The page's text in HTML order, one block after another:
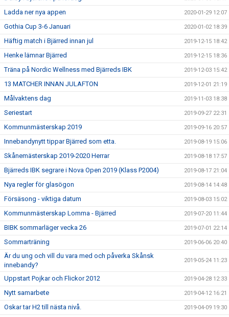
Ladda ner nya appen 2020-01-29 12:07
Gothia Cup 3-6 Januari 2020-01-02 18:39
Häftig match i Bjärred innan jul 2019-12-15 18:42
Henke lämnar Bjärred 2019-12-15 18:36
Träna på Nordic Wellness med Bjärreds IBK 2019-12-03 15:42
13 MATCHER INNAN JULAFTON 2019-12-01 21:19
Målvaktens dag 2019-11-03 18:38
Seriestart 2019-09-27 22:31
Kommunmästerskap 2019 2019-09-16 20:57
Innebandynytt tippar Bjärred som etta. 2019-08-19 15:06
Skånemästerskap 2019-2020 Herrar 2019-08-18 17:57
Bjärreds IBK segrare i Nova Open 2019 (Klass P2004) 2019-08-17 21:04
Nya regler för glasögon 2019-08-14 14:48
Försäsong - viktiga datum 2019-08-03 15:02
Kommunmästerskap Lomma - Bjärred 2019-07-20 11:44
BIBK sommarläger vecka 26 2019-07-01 22:14
Sommarträning 2019-06-06 20:40
Är du ung och vill du vara med och påverka Skånsk
innebandy?
2019-05-24 11:23
Uppstart Pojkar och Flickor 2012 2019-04-28 12:33
Nytt samarbete 2019-04-12 16:21
Oskar tar H2 till nästa nivå. 2019-04-09 19:30